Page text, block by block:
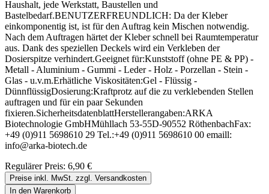
Haushalt, jede Werkstatt, Baustellen und
Bastelbedarf.BENUTZERFREUNDLICH: Da der Kleber
einkomponentig ist, ist für den Auftrag kein Mischen notwendig.
Nach dem Auftragen härtet der Kleber schnell bei Raumtemperatur
aus. Dank des speziellen Deckels wird ein Verkleben der
Dosierspitze verhindert.Geeignet für:Kunststoff (ohne PE & PP) -
Metall - Aluminium - Gummi - Leder - Holz - Porzellan - Stein -
Glas - u.v.m.Erhätliche Viskositäten:Gel - Flüssig -
DünnflüssigDosierung:Kraftprotz auf die zu verklebenden Stellen
auftragen und für ein paar Sekunden
fixieren.SicherheitsdatenblattHerstellerangaben:ARKA
Biotechnologie GmbHMühllach 53-55D-90552 RöthenbachFax:
+49 (0)911 5698610 29 Tel.:+49 (0)911 5698610 00 emaill:
info@arka-biotech.de
Regulärer Preis: 6,90 €
Preise inkl. MwSt. zzgl. Versandkosten
In den Warenkorb